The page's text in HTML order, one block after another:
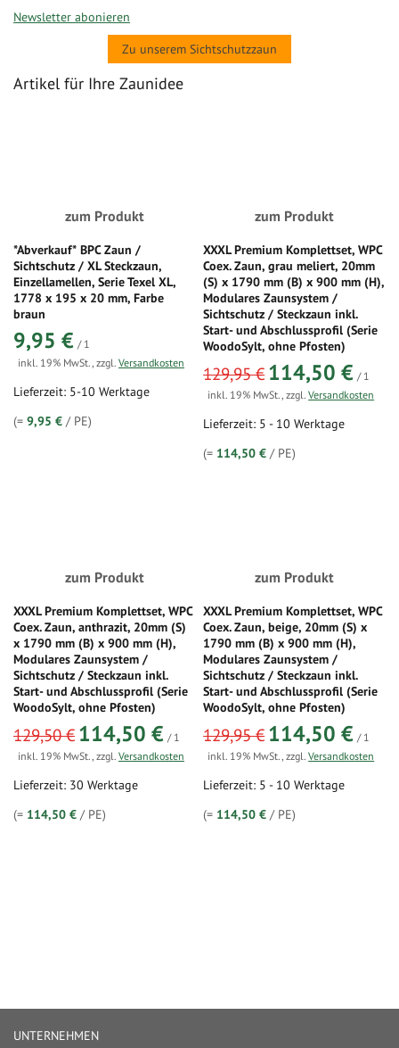
Newsletter abonieren
Zu unserem Sichtschutzzaun
Artikel für Ihre Zaunidee
zum Produkt
*Abverkauf* BPC Zaun /
Sichtschutz / XL Steckzaun,
Einzellamellen, Serie Texel XL,
1778 x 195 x 20 mm, Farbe
braun
9,95 € / 1
inkl. 19% MwSt. zzgl. Versandkosten
Lieferzeit: 5-10 Werktage
(= 9,95 € / PE)
zum Produkt
XXXL Premium Komplettset, WPC
Coex. Zaun, grau meliert, 20mm
(S) x 1790 mm (B) x 900 mm (H),
Modulares Zaunsystem /
Sichtschutz / Steckzaun inkl.
Start- und Abschlussprofil (Serie
WoodoSylt, ohne Pfosten)
129,95 € 114,50 € / 1
inkl. 19% MwSt. ,zzgl.Versandkosten
Lieferzeit: 5 - 10 Werktage
(= 114,50 € / PE)
zum Produkt
XXXL Premium Komplettset, WPC
Coex. Zaun, anthrazit, 20mm (S)
x 1790 mm (B) x 900 mm (H),
Modulares Zaunsystem /
Sichtschutz / Steckzaun inkl.
Start- und Abschlussprofil (Serie
WoodoSylt, ohne Pfosten)
sonderangebot
129,50 € 114,50 € / 1
inkl. 19% MwSt., zzgl. Versandkosten
Lieferzeit: 30 Werktage
(= 114,50 € / PE)
zum Produkt
XXXL Premium Komplettset, WPC
Coex. Zaun, beige, 20mm (S) x
1790 mm (B) x 900 mm (H),
Modulares Zaunsystem /
Sichtschutz / Steckzaun inkl.
Start- und Abschlussprofil (Serie
WoodoSylt, ohne Pfosten)
sonderangebot
129,95 € 114,50 € / 1
inkl. 19% MwSt.,zzgl.Versandkosten
Lieferzeit: 5 - 10 Werktage
(= 114,50 € / PE)
UNTERNEHMEN